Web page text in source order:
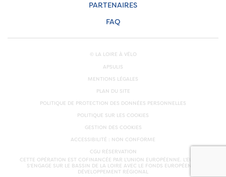
PARTENAIRES
FAQ
© LA LOIRE À VÉLO
APSULIS
MENTIONS LÉGALES
PLAN DU SITE
POLITIQUE DE PROTECTION DES DONNÉES PERSONNELLES
POLITIQUE SUR LES COOKIES
GESTION DES COOKIES
ACCESSIBILITÉ : NON CONFORME
CGU RÉSERVATION
CETTE OPÉRATION EST COFINANCÉE PAR L’UNION EUROPÉENNE. L'EUROPE
S'ENGAGE SUR LE BASSIN DE LA LOIRE AVEC LE FONDS EUROPÉEN DE
DÉVELOPPEMENT RÉGIONAL